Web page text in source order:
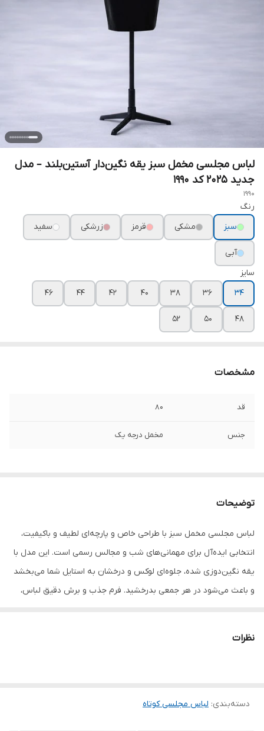
لباس مجلسی مخمل سبز یقه نگین‌دار آستین‌بلند – مدل
جدید ۲۰۲۵ کد ۱۹۹۰
1990
رنگ
سبز
مشکی قرمز زرشکی سفید
آبی
سایز
۳۴
۳۶ ۳۸ ۴۰ ۴۲ ۴۴ ۴۶
۴۸ ۵۰ ۵۲
مشخصات
قد ۸۰
جنس مخمل درجه یک
توضیحات
لباس مجلسی مخمل سبز با طراحی خاص و پارچه‌ای لطیف و باکیفیت،
انتخابی ایده‌آل برای مهمانی‌های شب و مجالس رسمی است. این مدل با
یقه نگین‌دوزی شده، جلوه‌ای لوکس و درخشان به استایل شما می‌بخشد
و باعث می‌شود در هر جمعی بدرخشید. فرم جذب و برش دقیق لباس،
طراحی شده و به‌راحتی می‌تواند برای مراسم عقد، جشن‌های شبانه و
نظرات
دسته‌بندی: لباس مجلسی کوتاه